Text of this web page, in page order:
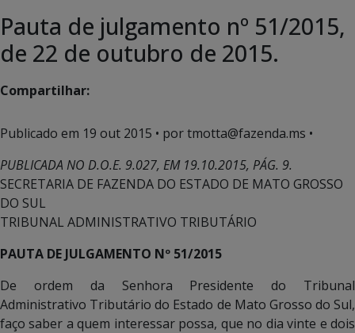
Pauta de julgamento nº 51/2015,
de 22 de outubro de 2015.
Compartilhar:
Publicado em 19 out 2015 • por tmotta@fazenda.ms •
PUBLICADA NO D.O.E. 9.027, EM 19.10.2015, PÁG. 9.
SECRETARIA DE FAZENDA DO ESTADO DE MATO GROSSO
DO SUL
TRIBUNAL ADMINISTRATIVO TRIBUTÁRIO
PAUTA DE JULGAMENTO Nº 51/2015
De ordem da Senhora Presidente do Tribunal
Administrativo Tributário do Estado de Mato Grosso do Sul,
faço saber a quem interessar possa, que no dia vinte e dois